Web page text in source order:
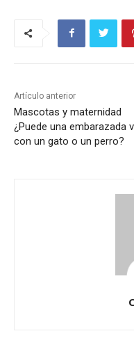
Artículo anterior
Mascotas y maternidad
¿Puede una embarazada
con un gato o un perro?